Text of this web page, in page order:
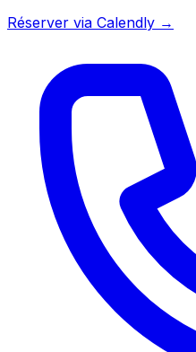
Réserver via Calendly →